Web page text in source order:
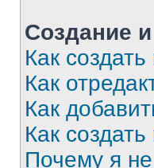
Создание
Как
Как
Как
Как
Почему я